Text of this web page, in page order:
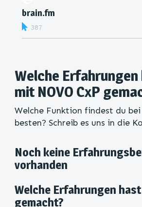
brain.fm
387
Welche Erfahrungen
mit NOVO CxP
Welche Funktion findest du bei
besten? Schreib es uns in die
Noch keine
vorhanden
Welche Erfahrungen
gemacht?